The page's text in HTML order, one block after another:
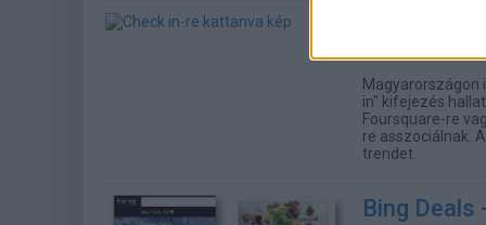
Check in-
Magyarországon
in" kifejezés
Foursquare-re
re asszociálnak.
trendet.
Bing